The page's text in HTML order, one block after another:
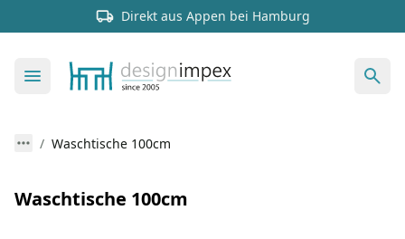
Direkt aus Appen bei Hamburg
Waschtische 100cm
Waschtische 100cm